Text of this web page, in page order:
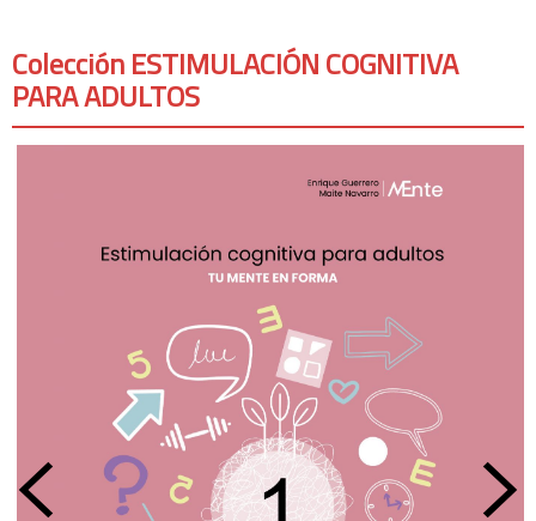
Colección ESTIMULACIÓN COGNITIVA
PARA ADULTOS